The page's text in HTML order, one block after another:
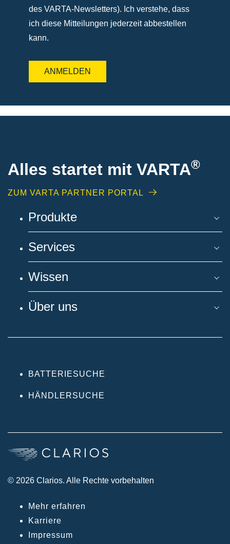
des VARTA-Newsletters). Ich verstehe, dass
ich diese Mitteilungen jederzeit abbestellen
kann.
Alles startet mit VARTA®
ZUM VARTA PARTNER PORTAL
Produkte
Services
Wissen
Über uns
BATTERIESUCHE
HÄNDLERSUCHE
© 2026 Clarios. Alle Rechte vorbehalten
Mehr erfahren
Karriere
Impressum